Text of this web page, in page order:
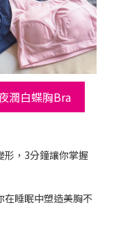
潤白蝶胸Bra
形，3分鐘讓你掌握
在睡眠中塑造美胸不